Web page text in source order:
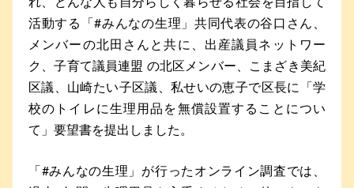
活動する「#みんなの生理」共同代表の谷口さん、
メンバーの北田さんと共に、出産議員ネットワー
ク、子育て議員連盟 の北区メンバー、こまざき美紀
区議、山崎たい子区議、私せいの恵子で区長に「学
校のトイレに生理用品を無償設置することについ
て」要望書を提出しました。
「#みんなの生理」が行ったオンライン調査では、